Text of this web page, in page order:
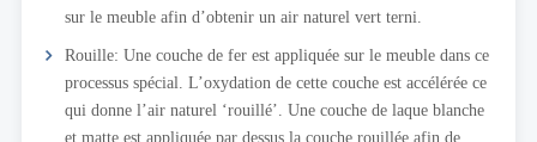
sur le meuble afin d’obtenir un air naturel vert terni.
Rouille: Une couche de fer est appliquée sur le meuble dans ce
processus spécial. L’oxydation de cette couche est accélérée ce
qui donne l’air naturel ‘rouillé’. Une couche de laque blanche
et matte est appliquée par dessus la couche rouillée afin de